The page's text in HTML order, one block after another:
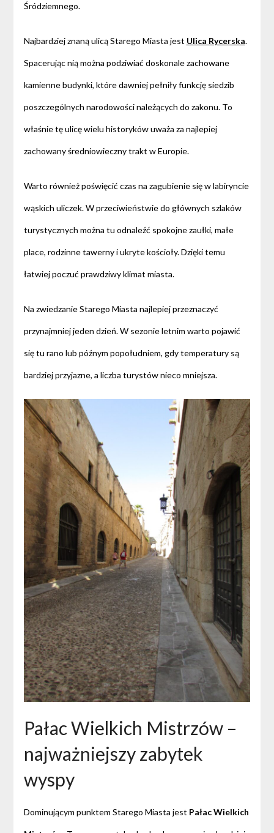
Śródziemnego.
Najbardziej znaną ulicą Starego Miasta jest Ulica Rycerska.
Spacerując nią można podziwiać doskonale zachowane
kamienne budynki, które dawniej pełniły funkcję siedzib
poszczególnych narodowości należących do zakonu. To
właśnie tę ulicę wielu historyków uważa za najlepiej
zachowany średniowieczny trakt w Europie.
Warto również poświęcić czas na zagubienie się w labiryncie
wąskich uliczek. W przeciwieństwie do głównych szlaków
turystycznych można tu odnaleźć spokojne zaułki, małe
place, rodzinne tawerny i ukryte kościoły. Dzięki temu
łatwiej poczuć prawdziwy klimat miasta.
Na zwiedzanie Starego Miasta najlepiej przeznaczyć
przynajmniej jeden dzień. W sezonie letnim warto pojawić
się tu rano lub późnym popołudniem, gdy temperatury są
bardziej przyjazne, a liczba turystów nieco mniejsza.
Pałac Wielkich Mistrzów –
najważniejszy zabytek
wyspy
Dominującym punktem Starego Miasta jest Pałac Wielkich